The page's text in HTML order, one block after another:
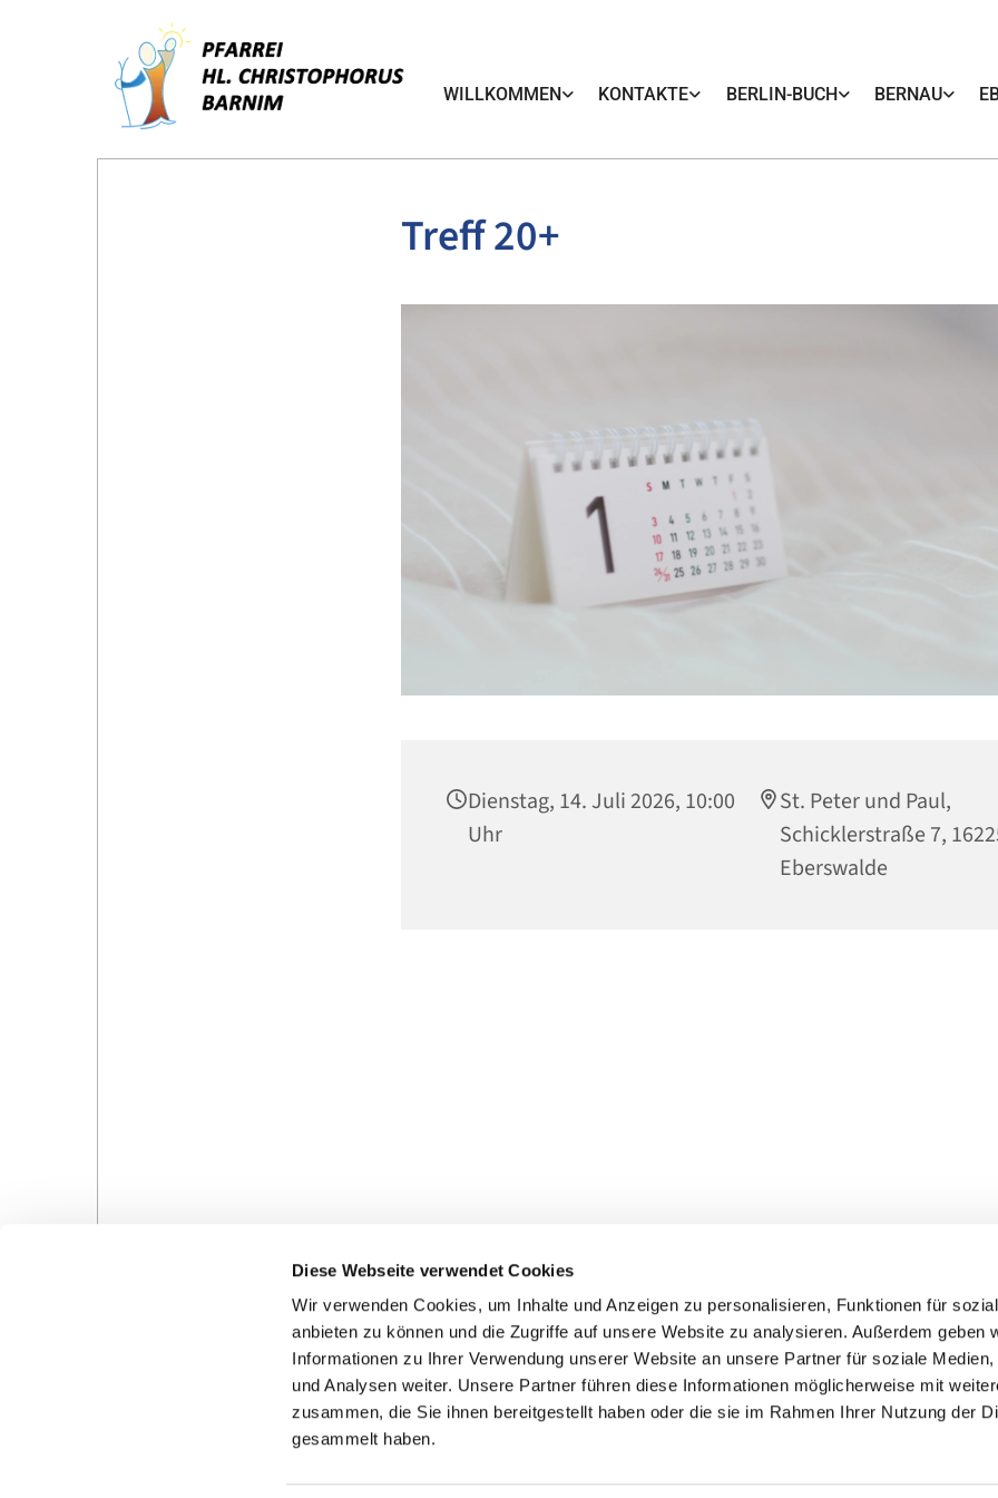
Diese Webseite verwendet Cookies
Wir verwenden Cookies, um Inhalte und Anzeigen zu personalisieren, Funktionen für
anbieten zu können und die Zugriffe auf unsere Website zu analysieren. Außerdem geben
Informationen zu Ihrer Verwendung unserer Website an unsere Partner für soziale Medien,
und Analysen weiter. Unsere Partner führen diese Informationen möglicherweise mit
zusammen, die Sie ihnen bereitgestellt haben oder die sie im Rahmen Ihrer Nutzung der
gesammelt haben.
WILLKOMMEN KONTAKTE BERLIN-BUCH BERNAU
Treff 20+
Dienstag, 14. Juli 2026, 10:00
Uhr
St. Peter und Paul,
Schicklerstraße 7,
Eberswalde
Veranstaltungen in der
Pfarrei
Kontakte
Ansprechpersonen zum Schutz vor
sexualisierter Gewalt